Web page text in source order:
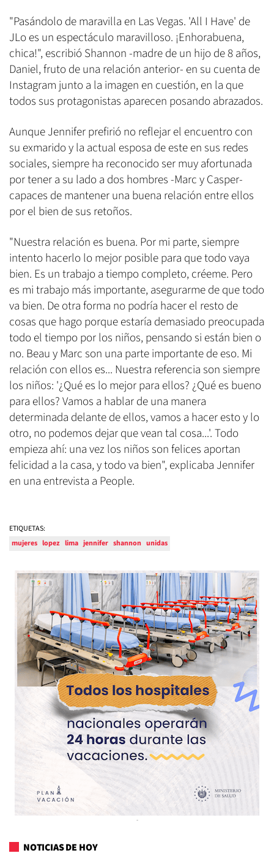
"Pasándolo de maravilla en Las Vegas. 'All I Have' de
JLo es un espectáculo maravilloso. ¡Enhorabuena,
chica!", escribió Shannon -madre de un hijo de 8 años,
Daniel, fruto de una relación anterior- en su cuenta de
Instagram junto a la imagen en cuestión, en la que
todos sus protagonistas aparecen posando abrazados.
Aunque Jennifer prefirió no reflejar el encuentro con
su exmarido y la actual esposa de este en sus redes
sociales, siempre ha reconocido ser muy afortunada
por tener a su lado a dos hombres -Marc y Casper-
capaces de mantener una buena relación entre ellos
por el bien de sus retoños.
"Nuestra relación es buena. Por mi parte, siempre
intento hacerlo lo mejor posible para que todo vaya
bien. Es un trabajo a tiempo completo, créeme. Pero
es mi trabajo más importante, asegurarme de que todo
va bien. De otra forma no podría hacer el resto de
cosas que hago porque estaría demasiado preocupada
todo el tiempo por los niños, pensando si están bien o
no. Beau y Marc son una parte importante de eso. Mi
relación con ellos es... Nuestra referencia son siempre
los niños: '¿Qué es lo mejor para ellos? ¿Qué es bueno
para ellos? Vamos a hablar de una manera
determinada delante de ellos, vamos a hacer esto y lo
otro, no podemos dejar que vean tal cosa...'. Todo
empieza ahí: una vez los niños son felices aportan
felicidad a la casa, y todo va bien", explicaba Jennifer
en una entrevista a People.
ETIQUETAS:
mujeres lopez lima jennifer shannon unidas
NOTICIAS DE HOY